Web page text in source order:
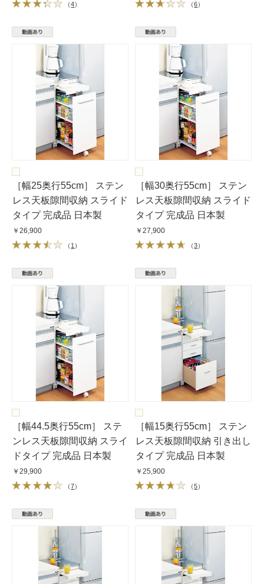
（4） （6）
［幅25奥行55cm］ ステン
レス天板隙間収納 スライド
タイプ 完成品 日本製
￥26,900
（ 1 ）
［幅30奥行55cm］ ステン
レス天板隙間収納 スライド
タイプ 完成品 日本製
￥27,900
（3）
［幅44.5奥行55cm］ ステ
ンレス天板隙間収納 スライ
ドタイプ 完成品 日本製
￥29,900
（7）
［幅15奥行55cm］ ステン
レス天板隙間収納 引き出し
タイプ 完成品 日本製
￥25,900
（5）